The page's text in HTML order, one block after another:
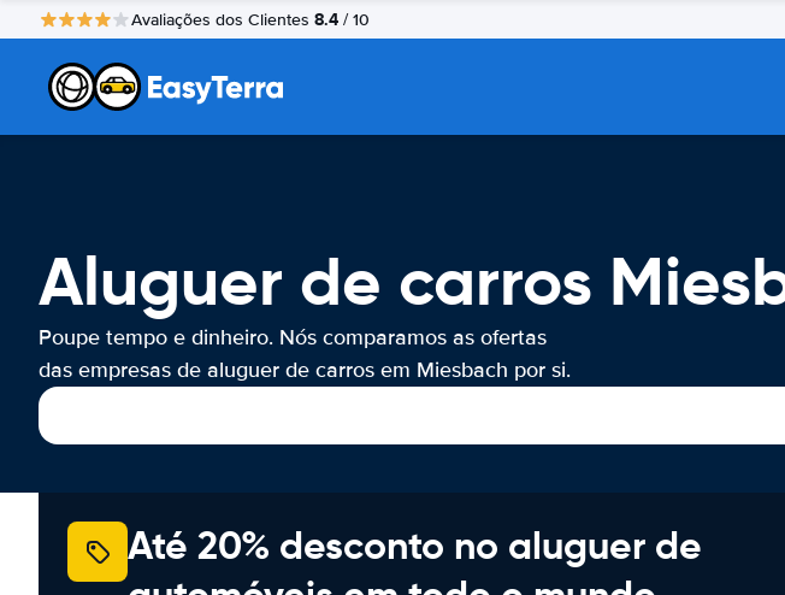
Avaliações dos Clientes 8.4 / 10
Aluguer de carros
Poupe tempo e dinheiro. Nós comparamos as ofertas
das empresas de aluguer de carros em Miesbach por si.
Até 20% desconto no aluguer de